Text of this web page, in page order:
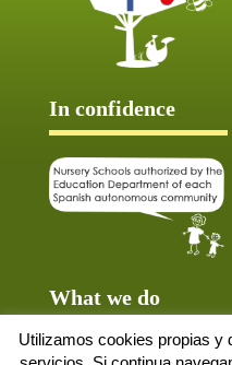
In confidence
What we do
Utilizamos cookies propias y